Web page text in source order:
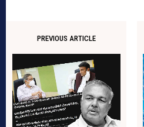
PREVIOUS ARTICLE